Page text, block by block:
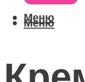
Меню
Меню